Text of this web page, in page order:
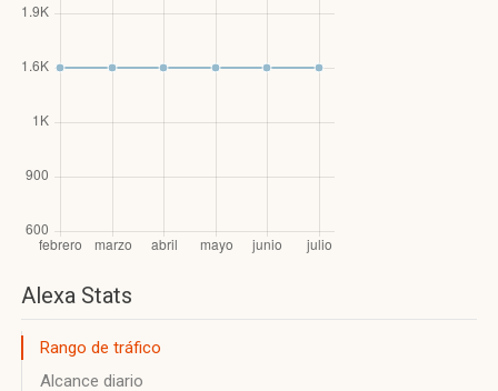
Alexa Stats
Rango de tráfico
Alcance diario